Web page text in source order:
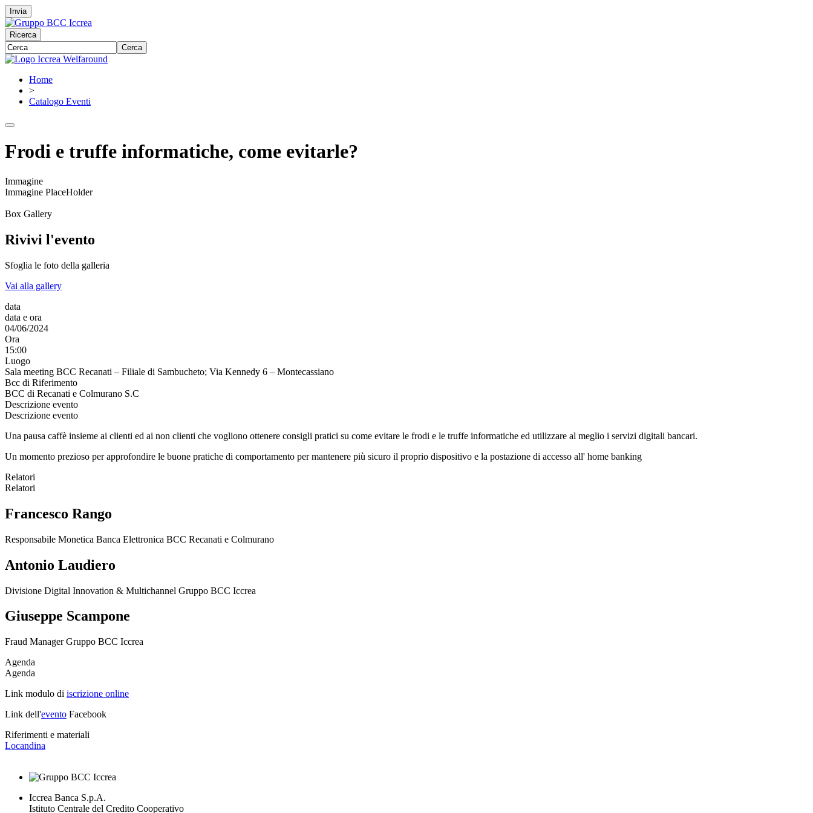
Invia
Ricerca
Cerca
Home
>
Catalogo Eventi
Frodi e truffe informatiche, come evitarle?
Immagine
Immagine PlaceHolder
Box Gallery
Rivivi l'evento
Sfoglia le foto della galleria
Vai alla gallery
data
data e ora
04/06/2024
Ora
15:00
Luogo
Sala meeting BCC Recanati – Filiale di Sambucheto; Via Kennedy 6 – Montecassiano
Bcc di Riferimento
BCC di Recanati e Colmurano S.C
Descrizione evento
Descrizione evento
Una pausa caffè insieme ai clienti ed ai non clienti che vogliono ottenere consigli pratici su come evitare le frodi e le truffe informatiche ed utilizzare al meglio i servizi digitali bancari.
Un momento prezioso per approfondire le buone pratiche di comportamento per mantenere più sicuro il proprio dispositivo e la postazione di accesso all' home banking
Relatori
Relatori
Francesco Rango
Responsabile Monetica Banca Elettronica BCC Recanati e Colmurano
Antonio Laudiero
Divisione Digital Innovation & Multichannel Gruppo BCC Iccrea
Giuseppe Scampone
Fraud Manager Gruppo BCC Iccrea
Agenda
Agenda
Link modulo di iscrizione online
Link dell'evento Facebook
Riferimenti e materiali
Locandina
Iccrea Banca S.p.A.
Istituto Centrale del Credito Cooperativo